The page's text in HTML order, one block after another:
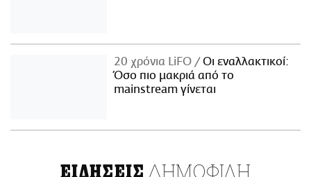
20 χρόνια LiFO
Οι εναλλακτικοί:
Όσο πιο μακριά από το
mainstream γίνεται
ΕΙΔΗΣΕΙΣ ΔΗΜΟΦΙΛΗ